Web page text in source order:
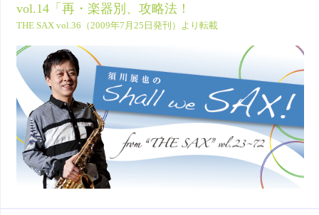
vol.14「再・楽器別、攻略法！
THE SAX vol.36（2009年7月25日発刊）より転載